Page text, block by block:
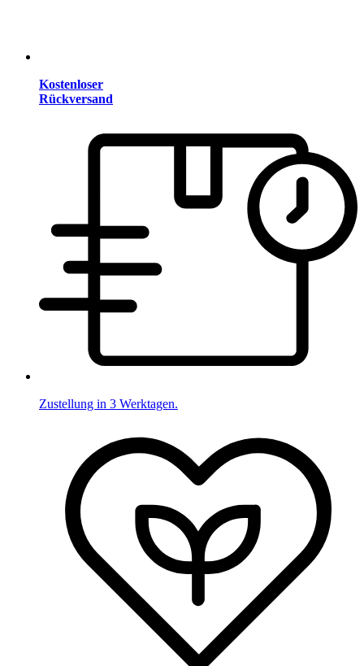
Kostenloser
Rückversand
Zustellung in 3 Werktagen.